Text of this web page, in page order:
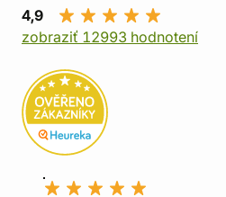
4,9
zobraziť 12993 hodnotení